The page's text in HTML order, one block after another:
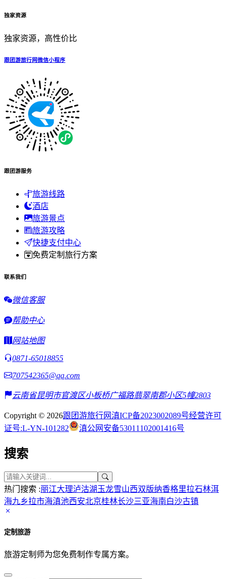
独家资源
独家资源，高性价比
跟团游旅行网微信小程序
跟团游服务
旅游线路
酒店
旅游景点
旅游攻略
快捷支付中心
免费定制旅行方案
联系我们
微信客服
帮助中心
网站地图
0871-65018855
707542365@qq.com
云南省昆明市官渡区小板桥广福路翡翠南郡小区5幢2803
Copyright © 2026跟团游旅行网滇ICP备2023002089号经营许可
证号:L-YN-101282
滇公网安备53011102001416号
搜索
热门搜索 :丽江大理泸沽湖 玉龙雪山西双版纳香格里拉石林洱
海九乡拉市海滇池西安北京桂林长沙三亚海南白沙古镇
定制旅游
旅游定制师为您免费制作专属方案。